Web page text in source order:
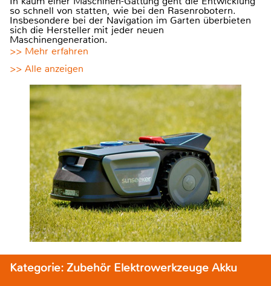
so schnell von statten, wie bei den Rasenrobotern.
Insbesondere bei der Navigation im Garten überbieten
sich die Hersteller mit jeder neuen
Maschinengeneration.
>> Mehr erfahren
>> Alle anzeigen
Kategorie: Zubehör Elektrowerkzeuge Akku